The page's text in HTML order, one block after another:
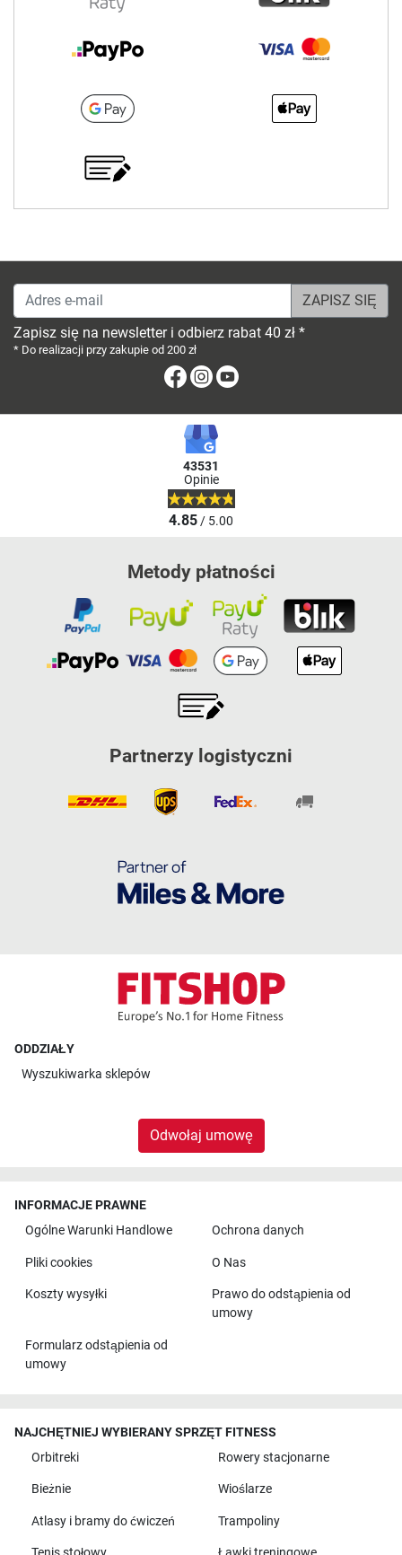
Adres e-mail
Zapisz się na newsletter i odbierz rabat 40 zł *
* Do realizacji przy zakupie od 200 zł
FacebookInstagram
43531
Opinie
4.85/ 5.00
Metody płatności
Partnerzy logistyczni
ODDZIAŁY
Wyszukiwarka sklepów
Odwołaj umowę
INFORMACJE PRAWNE
Ogólne Warunki Handlowe
Ochrona danych
Pliki cookies O Nas
Koszty wysyłki
Prawo do odstąpienia od
umowy
Formularz odstąpienia od
umowy
NAJCHĘTNIEJ WYBIERANY SPRZĘT FITNESS
Orbitreki
Rowery stacjonarne
Bieżnie Wioślarze
Atlasy i bramy do ćwiczeń Trampoliny